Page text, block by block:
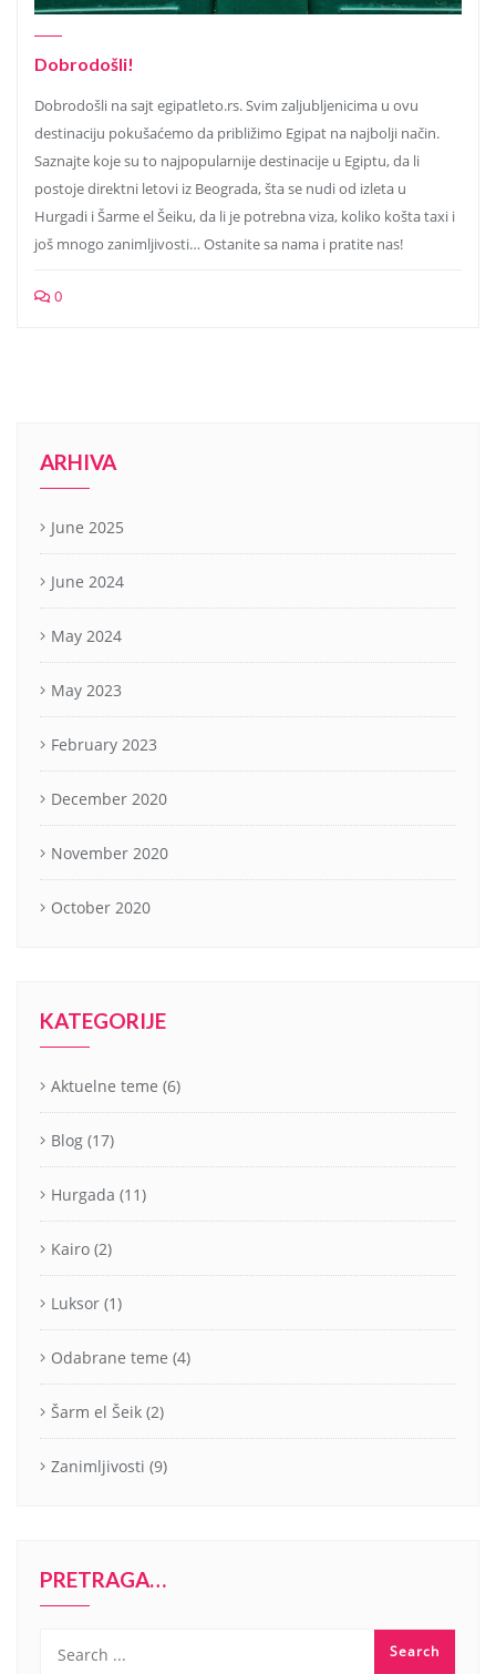
Dobrodošli!
Dobrodošli na sajt egipatleto.rs. Svim zaljubljenicima u ovu
destinaciju pokušaćemo da približimo Egipat na najbolji način.
Saznajte koje su to najpopularnije destinacije u Egiptu, da li
postoje direktni letovi iz Beograda, šta se nudi od izleta u
Hurgadi i Šarme el Šeiku, da li je potrebna viza, koliko košta taxi i
još mnogo zanimljivosti… Ostanite sa nama i pratite nas!
0
ARHIVA
June 2025
June 2024
May 2024
May 2023
February 2023
December 2020
November 2020
October 2020
KATEGORIJE
Aktuelne teme (6)
Blog (17)
Hurgada (11)
Kairo (2)
Luksor (1)
Odabrane teme (4)
Šarm el Šeik (2)
Zanimljivosti (9)
PRETRAGA…